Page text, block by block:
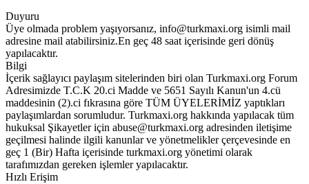
Duyuru
Üye olmada problem yaşıyorsanız, info@turkmaxi.org isimli mail
adresine mail atabilirsiniz.En geç 48 saat içerisinde geri dönüş
yapılacaktır.
Bilgi
İçerik sağlayıcı paylaşım sitelerinden biri olan Turkmaxi.org Forum
Adresimizde T.C.K 20.ci Madde ve 5651 Sayılı Kanun'un 4.cü
maddesinin (2).ci fıkrasına göre TÜM ÜYELERİMİZ yaptıkları
paylaşımlardan sorumludur. Turkmaxi.org hakkında yapılacak tüm
hukuksal Şikayetler için abuse@turkmaxi.org adresinden iletişime
geçilmesi halinde ilgili kanunlar ve yönetmelikler çerçevesinde en
geç 1 (Bir) Hafta içerisinde turkmaxi.org yönetimi olarak
tarafımızdan gereken işlemler yapılacaktır.
Hızlı Erişim